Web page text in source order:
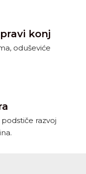
konj
oduševiće
razvoj